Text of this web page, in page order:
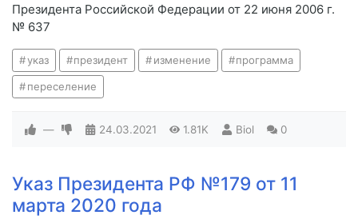
Президента Российской Федерации от 22 июня 2006 г.
№ 637
указ президент изменение программа
переселение
— 24.03.2021 1.81K Biol 0
Указ Президента РФ №179 от 11
марта 2020 года